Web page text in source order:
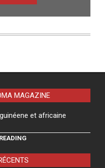
MAGAZINE
et africaine